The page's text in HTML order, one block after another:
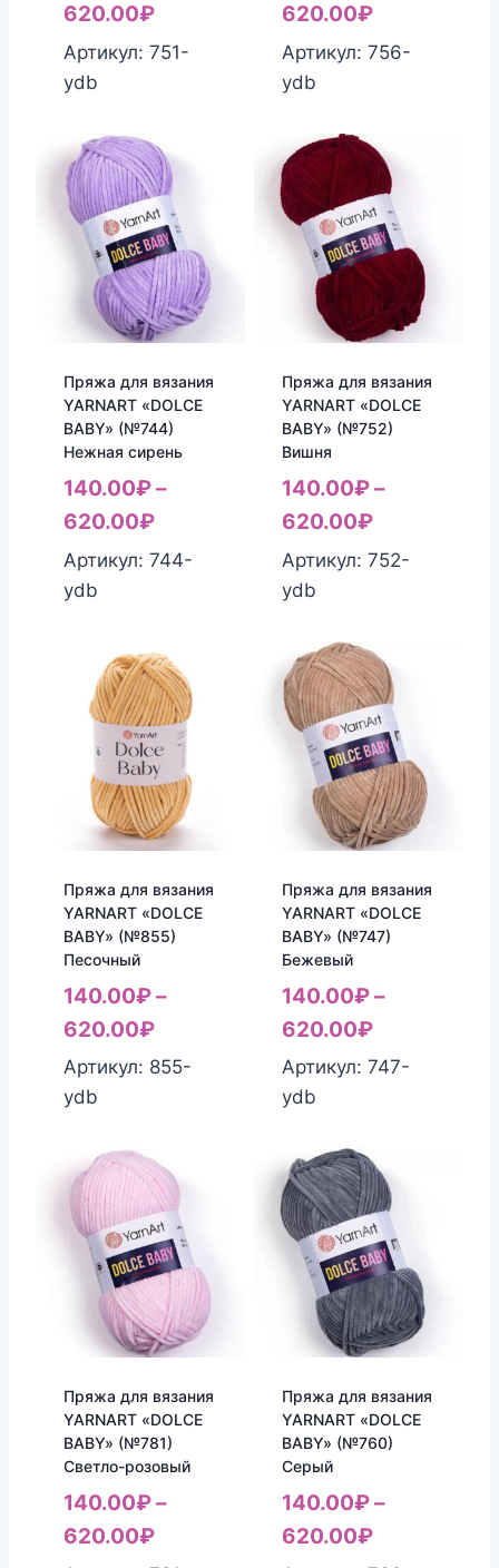
620.00₽
Артикул: 751-
ydb
620.00₽
Артикул: 756-
ydb
Пряжа для вязания
YARNART «DOLCE
BABY» (№744)
Нежная сирень
140.00₽–
620.00₽
Артикул: 744-
ydb
Пряжа для вязания
YARNART «DOLCE
BABY» (№752)
Вишня
140.00₽–
620.00₽
Артикул: 752-
ydb
Пряжа для вязания
YARNART «DOLCE
BABY» (№855)
Песочный
140.00₽–
620.00₽
Артикул: 855-
ydb
Пряжа для вязания
YARNART «DOLCE
BABY» (№747)
Бежевый
140.00₽–
620.00₽
Артикул: 747-
ydb
Пряжа для вязания
YARNART «DOLCE
BABY» (№781)
Светло-розовый
140.00₽–
620.00₽
Пряжа для вязания
YARNART «DOLCE
BABY» (№760)
Серый
140.00₽–
620.00₽